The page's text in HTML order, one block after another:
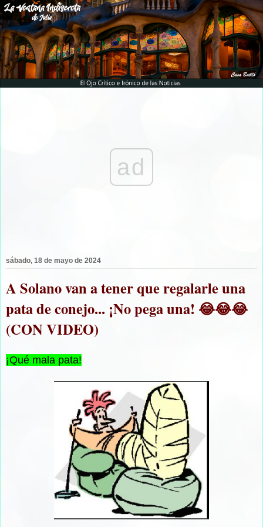
ad
sábado, 18 de mayo de 2024
A Solano van a tener que regalarle una
pata de conejo... ¡No pega una! 😂😂😂
(CON VIDEO)
¡Qué mala pata!